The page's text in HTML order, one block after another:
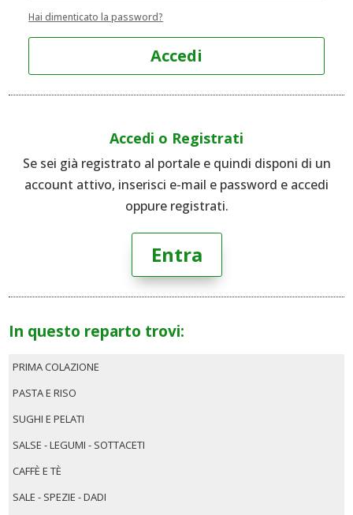
Hai dimenticato la password?
Accedi
Accedi o Registrati
Se sei già registrato al portale e quindi disponi di un
account attivo, inserisci e-mail e password e accedi
oppure registrati.
Entra
In questo reparto trovi:
PRIMA COLAZIONE
PASTA E RISO
SUGHI E PELATI
SALSE - LEGUMI - SOTTACETI
CAFFÈ E TÈ
SALE - SPEZIE - DADI